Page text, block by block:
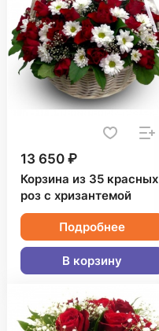
13 650 ₽
Корзина из 35 красных
роз с хризантемой
Подробнее
В корзину